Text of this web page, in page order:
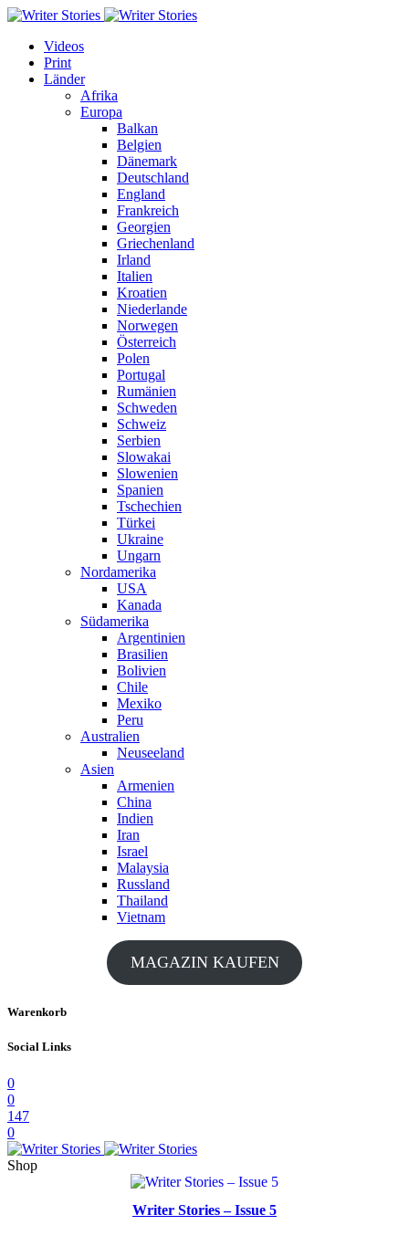
Videos
Print
Länder
Afrika
Europa
Balkan
Belgien
Dänemark
Deutschland
England
Frankreich
Georgien
Griechenland
Irland
Italien
Kroatien
Niederlande
Norwegen
Österreich
Polen
Portugal
Rumänien
Schweden
Schweiz
Serbien
Slowakai
Slowenien
Spanien
Tschechien
Türkei
Ukraine
Ungarn
Nordamerika
USA
Kanada
Südamerika
Argentinien
Brasilien
Bolivien
Chile
Mexiko
Peru
Australien
Neuseeland
Asien
Armenien
China
Indien
Iran
Israel
Malaysia
Russland
Thailand
Vietnam
MAGAZIN KAUFEN
Warenkorb
Social Links
0
0
147
0
Shop
Writer Stories – Issue 5